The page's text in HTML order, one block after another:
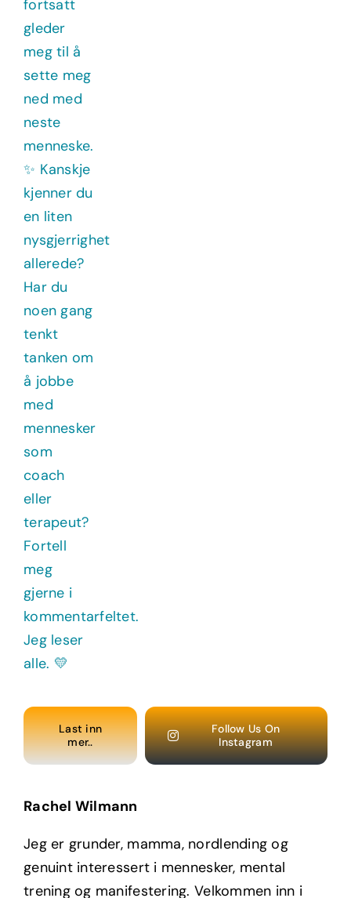
Last inn
mer..
Follow Us On
Instagram
Rachel Wilmann
Jeg er grunder, mamma, nordlending og
genuint interessert i mennesker, mental
trening og manifestering. Velkommen inn i